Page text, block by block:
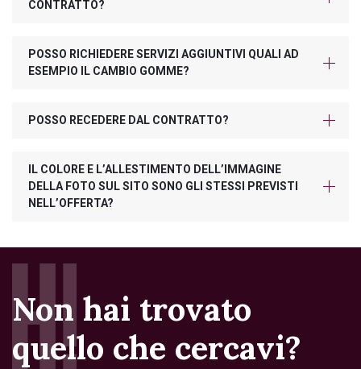
CONTRATTO?
POSSO RICHIEDERE SERVIZI AGGIUNTIVI QUALI AD
ESEMPIO IL CAMBIO GOMME?
POSSO RECEDERE DAL CONTRATTO?
IL COLORE E L’ALLESTIMENTO DELL’IMMAGINE
DELLA FOTO SUL SITO SONO GLI STESSI PREVISTI
NELL’OFFERTA?
Non hai trovato
quello che cercavi?